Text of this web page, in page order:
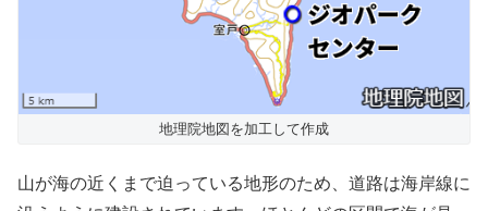
地理院地図を加工して作成
山が海の近くまで迫っている地形のため、道路は海岸線に